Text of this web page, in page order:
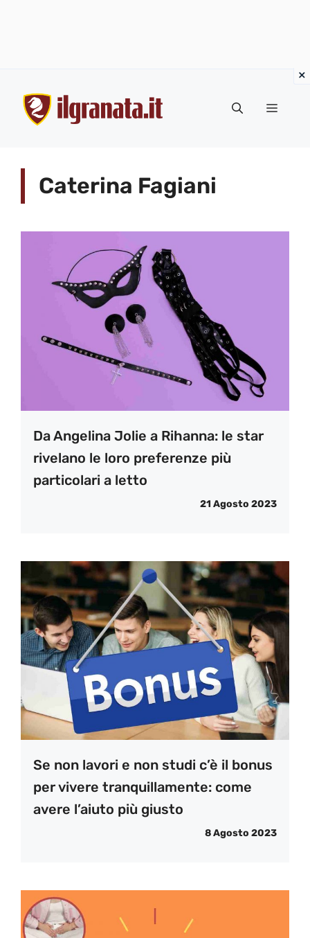
contenuto
Menu
Caterina Fagiani
Da Angelina Jolie a Rihanna: le star
rivelano le loro preferenze più
particolari a letto
21 Agosto 2023
Se non lavori e non studi c’è il bonus
per vivere tranquillamente: come
avere l’aiuto più giusto
8 Agosto 2023